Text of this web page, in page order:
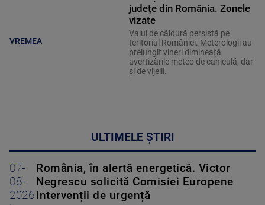
VREMEA
județe din România. Zonele
vizate
Valul de căldură persistă pe
teritoriul României. Meterologii au
prelungit vineri dimineață
avertizările meteo de caniculă, dar
și de vijelii.
ULTIMELE ȘTIRI
07-
08-
2026
România, în alertă energetică. Victor
Negrescu solicită Comisiei Europene
intervenții de urgență